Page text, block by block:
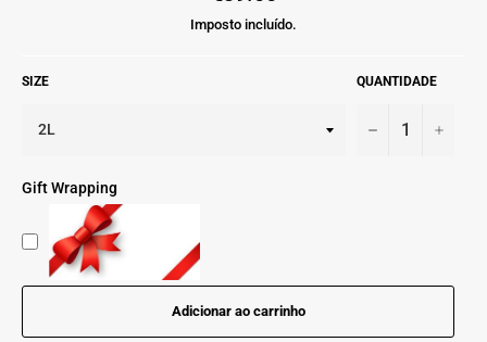
normal
Imposto incluído.
SIZE QUANTIDADE
− +
Gift Wrapping
Adicionar ao carrinho